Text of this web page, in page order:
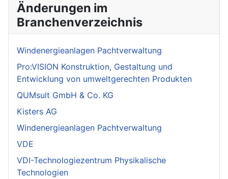
Änderungen im
Branchenverzeichnis
Windenergieanlagen Pachtverwaltung
Pro:VISION Konstruktion, Gestaltung und
Entwicklung von umweltgerechten Produkten
QUMsult GmbH & Co. KG
Kisters AG
Windenergieanlagen Pachtverwaltung
VDE
VDI-Technologiezentrum Physikalische
Technologien